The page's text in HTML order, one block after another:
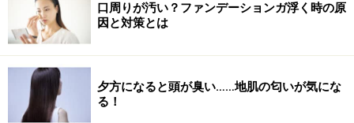
つまり摂ってもいい糖質の分量によってさまざまな名前
がついているということがわかります。では、一体どれ
がオススメなのかと言われると、
性の確保がされていないため、どれも推奨はできませ
ん。
ダイエットとしては一時的には体重が落ちると考え
口周りが汚い？ファンデーションガ浮く時の原
因と対策とは
夕方になると頭が臭い……地肌の匂いが気にな
る！